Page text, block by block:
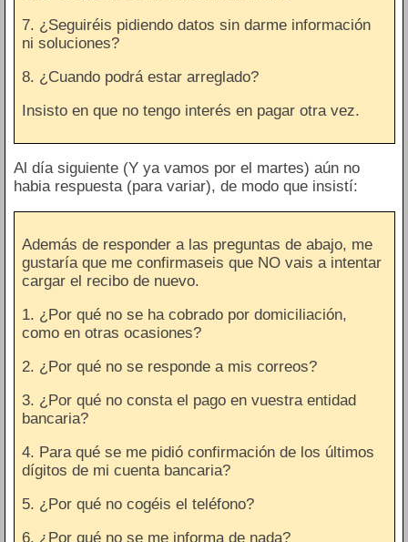
7. ¿Seguiréis pidiendo datos sin darme información
ni soluciones?
8. ¿Cuando podrá estar arreglado?
Insisto en que no tengo interés en pagar otra vez.
Al día siguiente (Y ya vamos por el martes) aún no
habia respuesta (para variar), de modo que insistí:
Además de responder a las preguntas de abajo, me
gustaría que me confirmaseis que NO vais a intentar
cargar el recibo de nuevo.
1. ¿Por qué no se ha cobrado por domiciliación,
como en otras ocasiones?
2. ¿Por qué no se responde a mis correos?
3. ¿Por qué no consta el pago en vuestra entidad
bancaria?
4. Para qué se me pidió confirmación de los últimos
dígitos de mi cuenta bancaria?
5. ¿Por qué no cogéis el teléfono?
6. ¿Por qué no se me informa de nada?